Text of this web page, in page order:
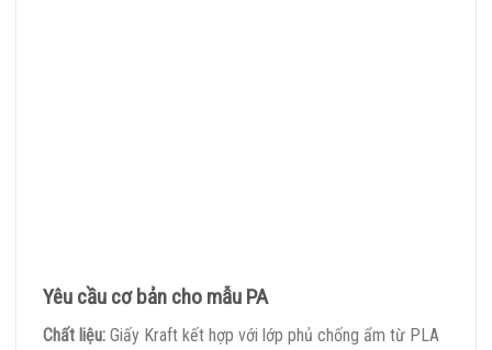
Yêu cầu cơ bản cho mẫu PA
Chất liệu: Giấy Kraft kết hợp với lớp phủ chống ẩm từ PLA